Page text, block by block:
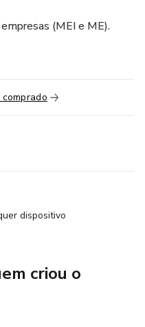
(MEI e ME).
dispositivo
criou o